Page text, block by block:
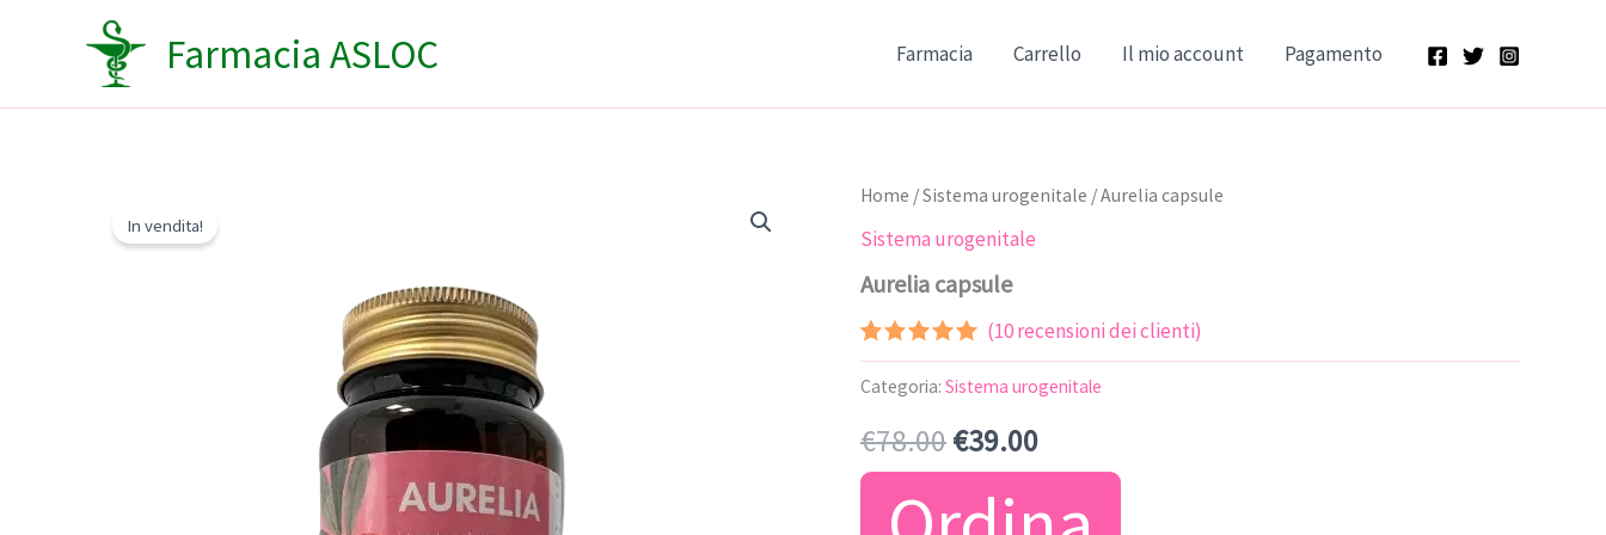
Farmacia ASLOC Farmacia Carrello Il mio account Pagamento
In vendita!
Home /Sistema urogenitale / Aurelia capsule
Sistema urogenitale
Aurelia capsule
Valutato
4.89su 5
su base
9
recensioni
(10recensioni dei clienti)
Categoria: Sistema urogenitale
€78.00Il
prezzo
€39.00Il
prezzo